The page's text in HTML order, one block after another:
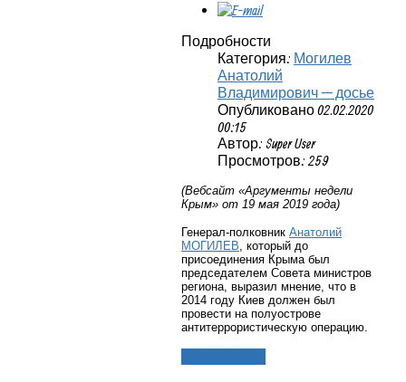
Подробности
Категория: Могилев
Анатолий
Владимирович — досье
Опубликовано 02.02.2020
00:15
Автор: Super User
Просмотров: 259
(Вебсайт «Аргументы недели
Крым» от 19 мая 2019 года)
Генерал-полковник Анатолий
МОГИЛЕВ , который до
присоединения Крыма был
председателем Совета министров
региона, выразил мнение, что в
2014 году Киев должен был
провести на полуострове
антитеррористическую операцию.